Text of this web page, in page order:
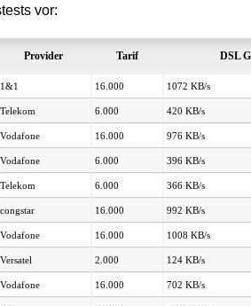
vor:
Provider Tarif DSL
1&1 16.000 1072 KB/s
Telekom 6.000 420 KB/s
Vodafone 16.000 976 KB/s
Vodafone 6.000 396 KB/s
Telekom 6.000 366 KB/s
congstar 16.000 992 KB/s
Vodafone 16.000 1008 KB/s
Versatel 2.000 124 KB/s
Vodafone 16.000 702 KB/s